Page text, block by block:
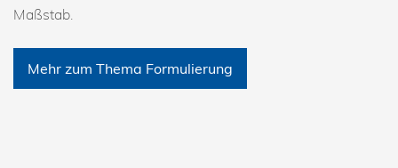
Maßstab.
Mehr zum Thema Formulierung